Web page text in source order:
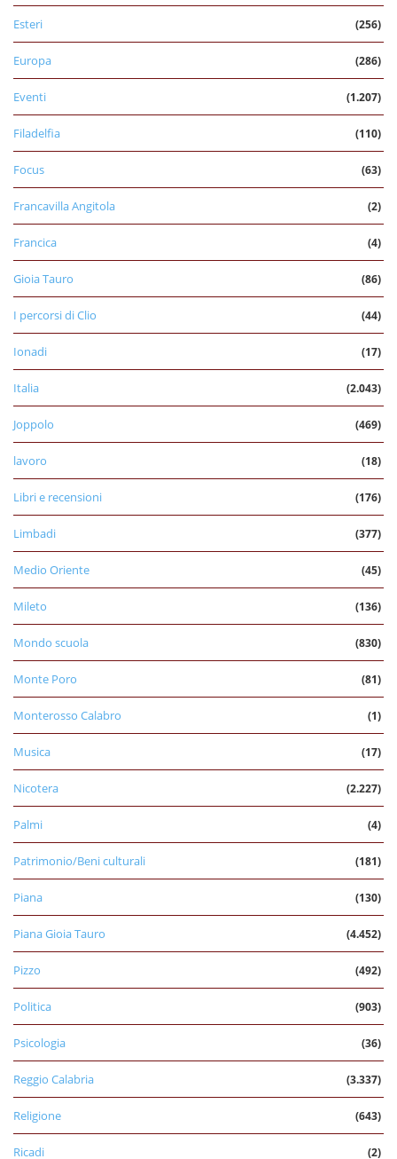
Esteri (256)
Europa (286)
Eventi (1.207)
Filadelfia (110)
Focus (63)
Francavilla Angitola (2)
Francica (4)
Gioia Tauro (86)
I percorsi di Clio (44)
Ionadi (17)
Italia (2.043)
Joppolo (469)
lavoro (18)
Libri e recensioni (176)
Limbadi (377)
Medio Oriente (45)
Mileto (136)
Mondo scuola (830)
Monte Poro (81)
Monterosso Calabro (1)
Musica (17)
Nicotera (2.227)
Palmi (4)
Patrimonio/Beni culturali (181)
Piana (130)
Piana Gioia Tauro (4.452)
Pizzo (492)
Politica (903)
Psicologia (36)
Reggio Calabria (3.337)
Religione (643)
Ricadi (2)